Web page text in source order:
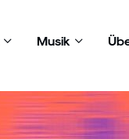
Musik